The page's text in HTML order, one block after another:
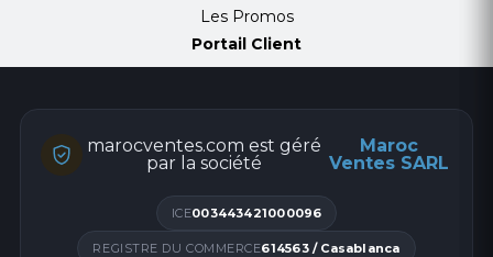
Les Promos
Portail Client
marocventes.com est géré
par la société
Maroc
Ventes SARL
ICE003443421000096
REGISTRE DU COMMERCE614563 / Casablanca